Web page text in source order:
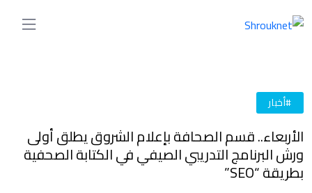
#أخبار
الأربعاء.. قسم الصحافة بإعلام الشروق يطلق أولى
ورش البرنامج التدريبي الصيفي في الكتابة الصحفية
بطريقة “SEO”